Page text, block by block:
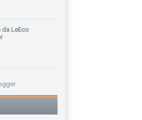
da LeEco
.